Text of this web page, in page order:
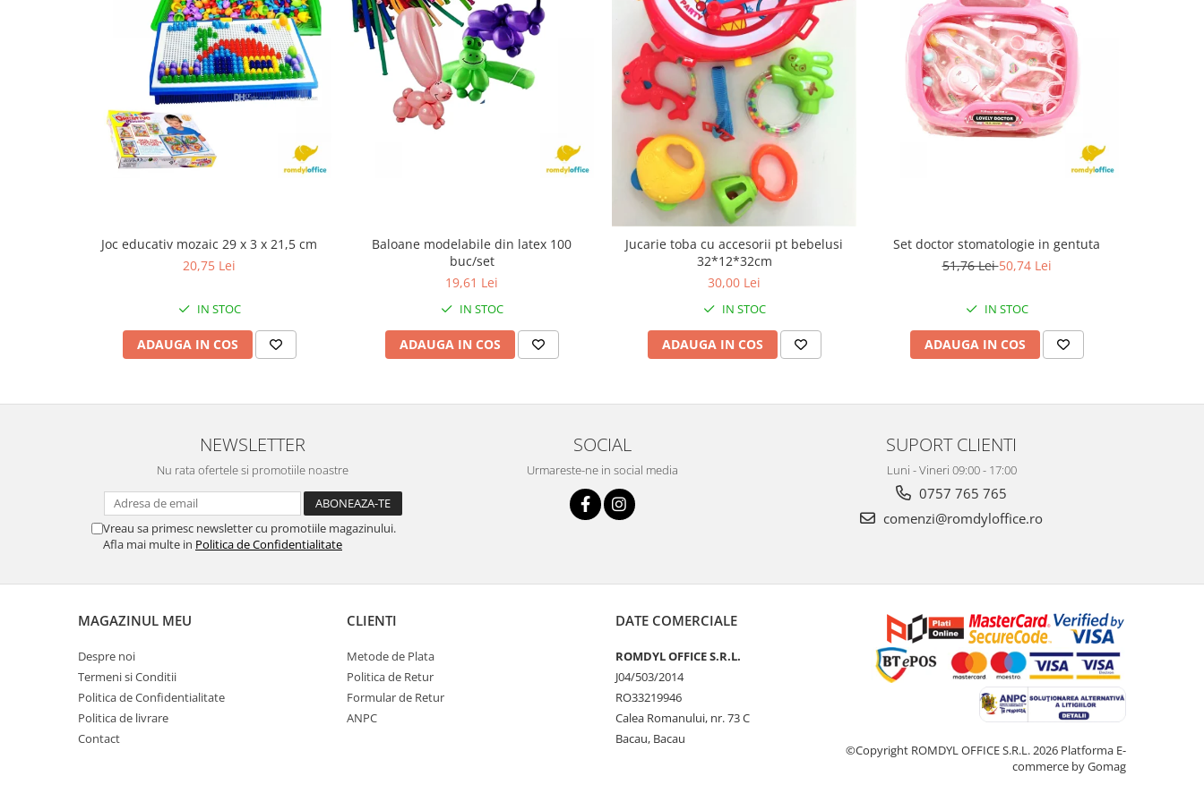
Joc educativ mozaic 29 x 3 x 21,5 cm
20,75 Lei
IN STOC
ADAUGA IN COS
Baloane modelabile din latex 100
buc/set
19,61 Lei
IN STOC
ADAUGA IN COS
Jucarie toba cu accesorii pt bebelusi
32*12*32cm
30,00 Lei
IN STOC
ADAUGA IN COS
Set doctor stomatologie in gentuta
51,76 Lei50,74 Lei
IN STOC
ADAUGA IN COS
NEWSLETTER
Nu rata ofertele si promotiile noastre
Vreau sa primesc newsletter cu promotiile magazinului.
Afla mai multe in Politica de Confidentialitate
SOCIAL
Urmareste-ne in social media
SUPORT CLIENTI
Luni - Vineri 09:00 - 17:00
0757 765 765
comenzi@romdyloffice.ro
MAGAZINUL MEU
Despre noi
Termeni si Conditii
Politica de Confidentialitate
Politica de livrare
Contact
CLIENTI
Metode de Plata
Politica de Retur
Formular de Retur
ANPC
DATE COMERCIALE
ROMDYL OFFICE S.R.L.
J04/503/2014
RO33219946
Calea Romanului, nr. 73 C
Bacau, Bacau
©Copyright ROMDYL OFFICE S.R.L. 2026 Platforma E-
commerce by Gomag